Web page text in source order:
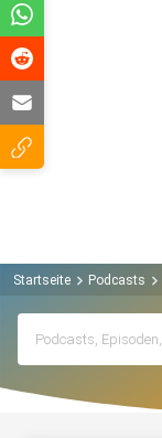
Startseite Podcasts